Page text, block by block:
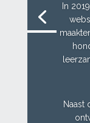
In
Naast